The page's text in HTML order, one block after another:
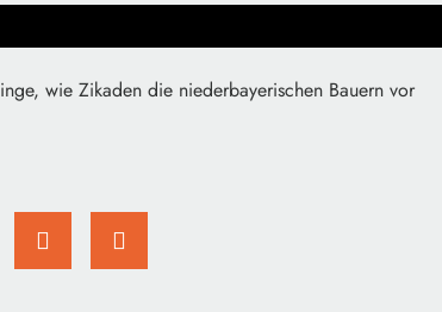
wie Zikaden die niederbayerischen Bauern vor